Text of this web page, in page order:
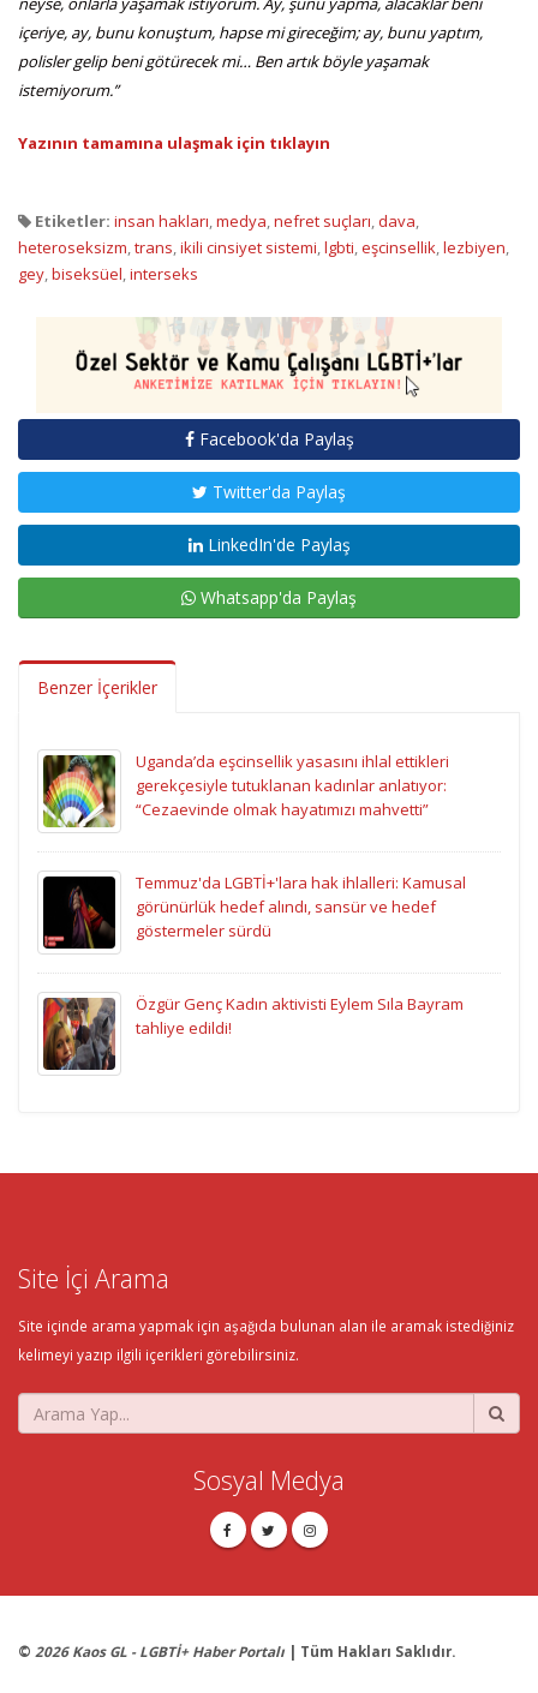
içeriye, ay, bunu konuştum, hapse mi gireceğim; ay, bunu yaptım,
polisler gelip beni götürecek mi… Ben artık böyle yaşamak
istemiyorum.”
Yazının tamamına ulaşmak için tıklayın
Etiketler: insan hakları,medya,nefret suçları,dava,
heteroseksizm,trans,ikili cinsiyet sistemi,lgbti,eşcinsellik,lezbiyen,
gey,biseksüel,interseks
Facebook'da Paylaş
Twitter'da Paylaş
LinkedIn'de Paylaş
Whatsapp'da Paylaş
Benzer İçerikler
Uganda’da eşcinsellik yasasını ihlal ettikleri
gerekçesiyle tutuklanan kadınlar anlatıyor:
“Cezaevinde olmak hayatımızı mahvetti”
Temmuz'da LGBTİ+'lara hak ihlalleri: Kamusal
görünürlük hedef alındı, sansür ve hedef
göstermeler sürdü
Özgür Genç Kadın aktivisti Eylem Sıla Bayram
tahliye edildi!
Site İçi Arama
Site içinde arama yapmak için aşağıda bulunan alan ile aramak istediğiniz
kelimeyi yazıp ilgili içerikleri görebilirsiniz.
Sosyal Medya
© 2026 Kaos GL - LGBTİ+ Haber Portalı | Tüm Hakları Saklıdır.